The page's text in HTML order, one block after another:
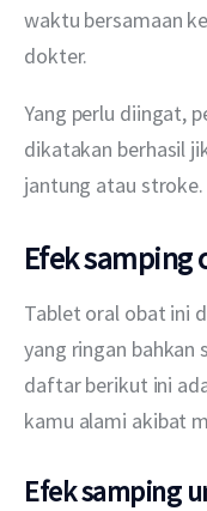
waktu bersamaan
dokter.
Yang perlu diingat,
dikatakan berhasil
jantung atau stroke.
Efek samping
Tablet oral obat ini
yang ringan bahkan
daftar berikut ini
kamu alami akibat
Efek samping